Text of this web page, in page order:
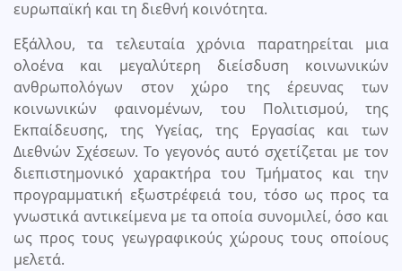
ευρωπαϊκή και τη διεθνή κοινότητα.
Εξάλλου, τα τελευταία χρόνια παρατηρείται μια
ολοένα και μεγαλύτερη διείσδυση κοινωνικών
ανθρωπολόγων στον χώρο της έρευνας των
κοινωνικών φαινομένων, του Πολιτισμού, της
Εκπαίδευσης, της Υγείας, της Εργασίας και των
Διεθνών Σχέσεων. Το γεγονός αυτό σχετίζεται με τον
διεπιστημονικό χαρακτήρα του Τμήματος και την
προγραμματική εξωστρέφειά του, τόσο ως προς τα
γνωστικά αντικείμενα με τα οποία συνομιλεί, όσο και
ως προς τους γεωγραφικούς χώρους τους οποίους
μελετά.